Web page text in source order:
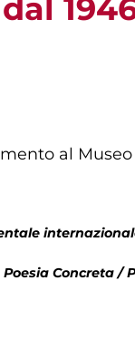
al
Concreta /